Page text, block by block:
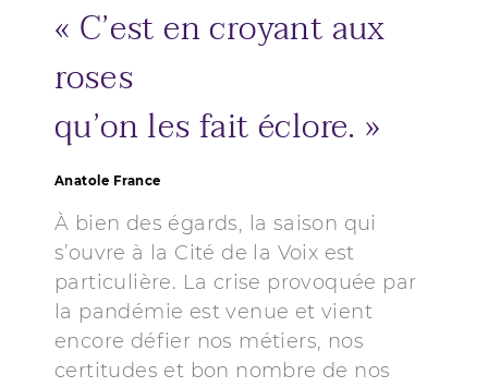
« C’est en croyant aux
roses
qu’on les fait éclore. »
Anatole France
À bien des égards, la saison qui
s’ouvre à la Cité de la Voix est
particulière. La crise provoquée par
la pandémie est venue et vient
encore défier nos métiers, nos
certitudes et bon nombre de nos